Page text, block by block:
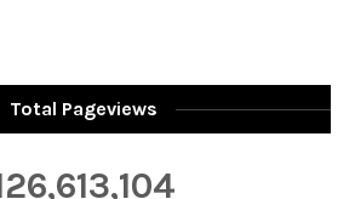
Total Pageviews